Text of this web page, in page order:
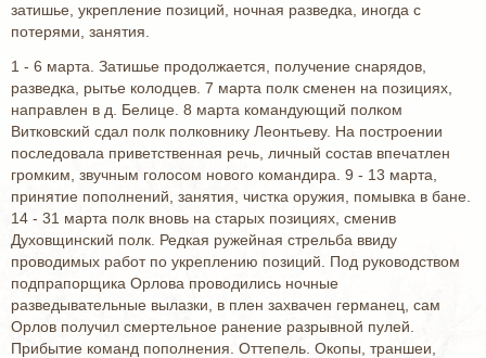
затишье, укрепление позиций, ночная разведка, иногда с
потерями, занятия.
1 - 6 марта. Затишье продолжается, получение снарядов,
разведка, рытье колодцев. 7 марта полк сменен на позициях,
направлен в д. Белице. 8 марта командующий полком
Витковский сдал полк полковнику Леонтьеву. На построении
последовала приветственная речь, личный состав впечатлен
громким, звучным голосом нового командира. 9 - 13 марта,
принятие пополнений, занятия, чистка оружия, помывка в бане.
14 - 31 марта полк вновь на старых позициях, сменив
Духовщинский полк. Редкая ружейная стрельба ввиду
проводимых работ по укреплению позиций. Под руководством
подпрапорщика Орлова проводились ночные
разведывательные вылазки, в плен захвачен германец, сам
Орлов получил смертельное ранение разрывной пулей.
Прибытие команд пополнения. Оттепель. Окопы, траншеи,